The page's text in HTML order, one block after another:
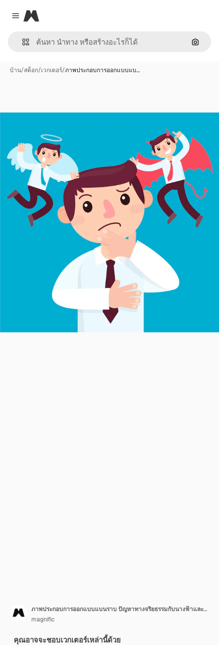
Close menu
Magnific
ค้นหา
บ้าน/สต็อก/เวกเตอร์/ภาพประกอบการออกแบบแบ…
ภาพประกอบการออกแบบแบนราบ ปัญหาทางจริยธรรมกับนางฟ้าและปีศาจ
magnific
คุณอาจจะชอบเวกเตอร์เหล่านี้ด้วย